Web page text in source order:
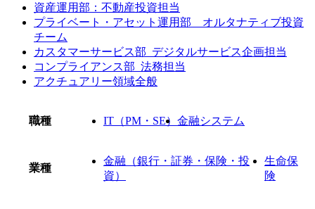
資産運用部：不動産投資担当
プライベート・アセット運用部 オルタナティブ投資
チーム
カスタマーサービス部_デジタルサービス企画担当
コンプライアンス部_法務担当
アクチュアリー領域全般
職種 IT（PM・SE） 金融システム
業種
金融（銀行・証券・保険・投
資）
生命保
険